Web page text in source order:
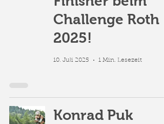
Challenge Roth
2025!
10. Juli 2025 1 Min. Lesezeit
Konrad Puk